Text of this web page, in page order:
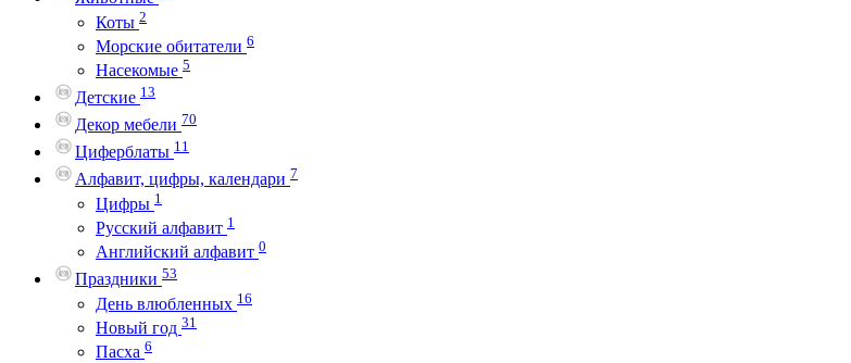
Коты 2
Морские обитатели 6
Насекомые 5
Детские 13
Декор мебели 70
Циферблаты 11
Алфавит, цифры, календари 7
Цифры 1
Русский алфавит 1
Английский алфавит 0
Праздники 53
День влюбленных 16
Новый год 31
Пасха 6